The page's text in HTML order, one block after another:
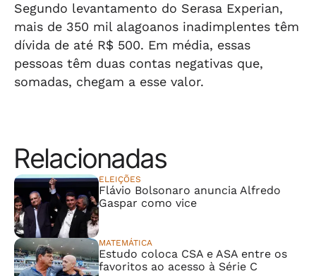
Segundo levantamento do Serasa Experian,
mais de 350 mil alagoanos inadimplentes têm
dívida de até R$ 500. Em média, essas
pessoas têm duas contas negativas que,
somadas, chegam a esse valor.
Relacionadas
ELEIÇÕES
Flávio Bolsonaro anuncia Alfredo
Gaspar como vice
MATEMÁTICA
Estudo coloca CSA e ASA entre os
favoritos ao acesso à Série C